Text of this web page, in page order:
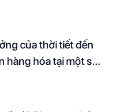
của thời tiết đến
hàng hóa tại một số